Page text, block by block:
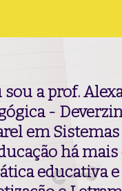
sou a prof.
-
em
há
educativa e